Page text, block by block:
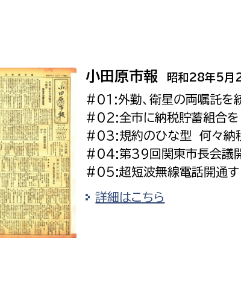
小田原市報 昭和28年5月
#01:外勤、衛星の両嘱託を
#02:全市に納税貯蓄組合を
#03:規約のひな型 何々納
#04:第39回関東市長会議
#05:超短波無線電話開通す
詳細はこちら